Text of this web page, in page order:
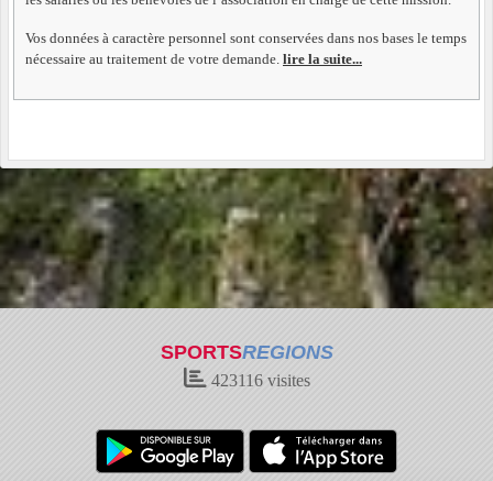
Vos données à caractère personnel sont conservées dans nos bases le temps
nécessaire au traitement de votre demande. lire la suite...
SPORTSREGIONS
423116visites